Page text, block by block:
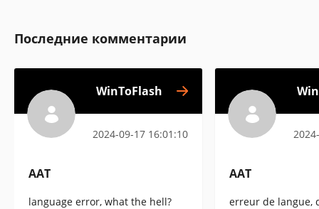
Последние комментарии
WinToFlash
2024-09-17 16:01:10
AAT
language error, what the hell?
AAT
erreur de langue,